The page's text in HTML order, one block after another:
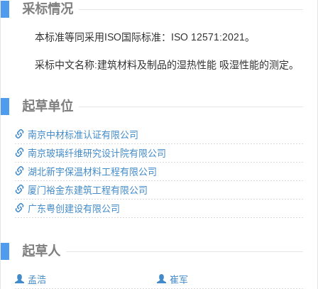
采标情况
本标准等同采用ISO国际标准：ISO 12571:2021。
采标中文名称:建筑材料及制品的湿热性能 吸湿性能的测定。
起草单位
南京中材标准认证有限公司
南京玻璃纤维研究设计院有限公司
湖北新宇保温材料工程有限公司
厦门裕金东建筑工程有限公司
广东粤创建设有限公司
起草人
孟浩
崔军